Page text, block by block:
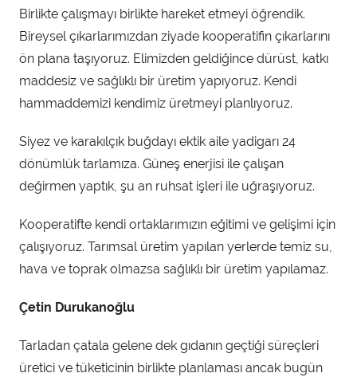
Birlikte çalışmayı birlikte hareket etmeyi öğrendik.
Bireysel çıkarlarımızdan ziyade kooperatifin çıkarlarını
ön plana taşıyoruz. Elimizden geldiğince dürüst, katkı
maddesiz ve sağlıklı bir üretim yapıyoruz. Kendi
hammaddemizi kendimiz üretmeyi planlıyoruz.
Siyez ve karakılçık buğdayı ektik aile yadigarı 24
dönümlük tarlamıza. Güneş enerjisi ile çalışan
değirmen yaptık, şu an ruhsat işleri ile uğraşıyoruz.
Kooperatifte kendi ortaklarımızın eğitimi ve gelişimi için
çalışıyoruz. Tarımsal üretim yapılan yerlerde temiz su,
hava ve toprak olmazsa sağlıklı bir üretim yapılamaz.
Çetin Durukanoğlu
Tarladan çatala gelene dek gıdanın geçtiği süreçleri
üretici ve tüketicinin birlikte planlaması ancak bugün